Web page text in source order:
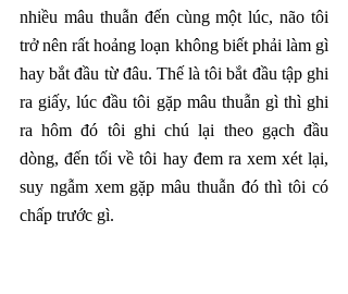
nhiều mâu thuẫn đến cùng một lúc, não tôi
trở nên rất hoảng loạn không biết phải làm gì
hay bắt đầu từ đâu. Thế là tôi bắt đầu tập ghi
ra giấy, lúc đầu tôi gặp mâu thuẫn gì thì ghi
ra hôm đó tôi ghi chú lại theo gạch đầu
dòng, đến tối về tôi hay đem ra xem xét lại,
suy ngẫm xem gặp mâu thuẫn đó thì tôi có
chấp trước gì.